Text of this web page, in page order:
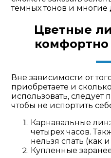
темных тонов и многие
Цветные
комфортно
Вне зависимости от
приобретаете и
использовать, следует
чтобы не испортить
Карнавальные
четырех часов.
нельзя спать (как
Купленные